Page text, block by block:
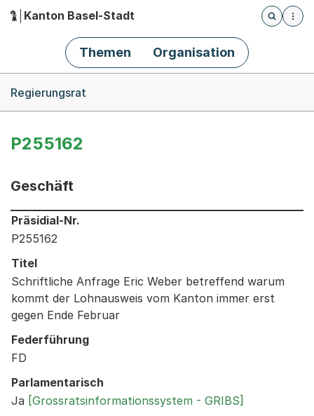
Hauptnavigation
Kanton Basel-Stadt
Öffnet
Themen Organisation
Regierungsrat
P255162
Geschäft
Informationen zum Ausgewählten Geschäft
Präsidial-Nr.
P255162
Titel
Schriftliche Anfrage Eric Weber betreffend warum
kommt der Lohnausweis vom Kanton immer erst
gegen Ende Februar
Federführung
FD
Parlamentarisch
Ja [Grossratsinformationssystem - GRIBS]